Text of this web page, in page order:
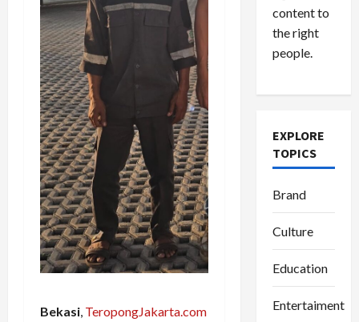
Bekasi TeropongJakarta.com
content to
the right
people.
EXPLORE
TOPICS
Brand
Culture
Education
Entertaiment